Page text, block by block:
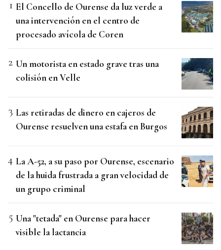
El Concello de Ourense da luz verde a
una intervención en el centro de
procesado avícola de Coren
Un motorista en estado grave tras una
colisión en Velle
Las retiradas de dinero en cajeros de
Ourense resuelven una estafa en Burgos
La A-52, a su paso por Ourense, escenario
de la huida frustrada a gran velocidad de
un grupo criminal
Una "tetada" en Ourense para hacer
visible la lactancia